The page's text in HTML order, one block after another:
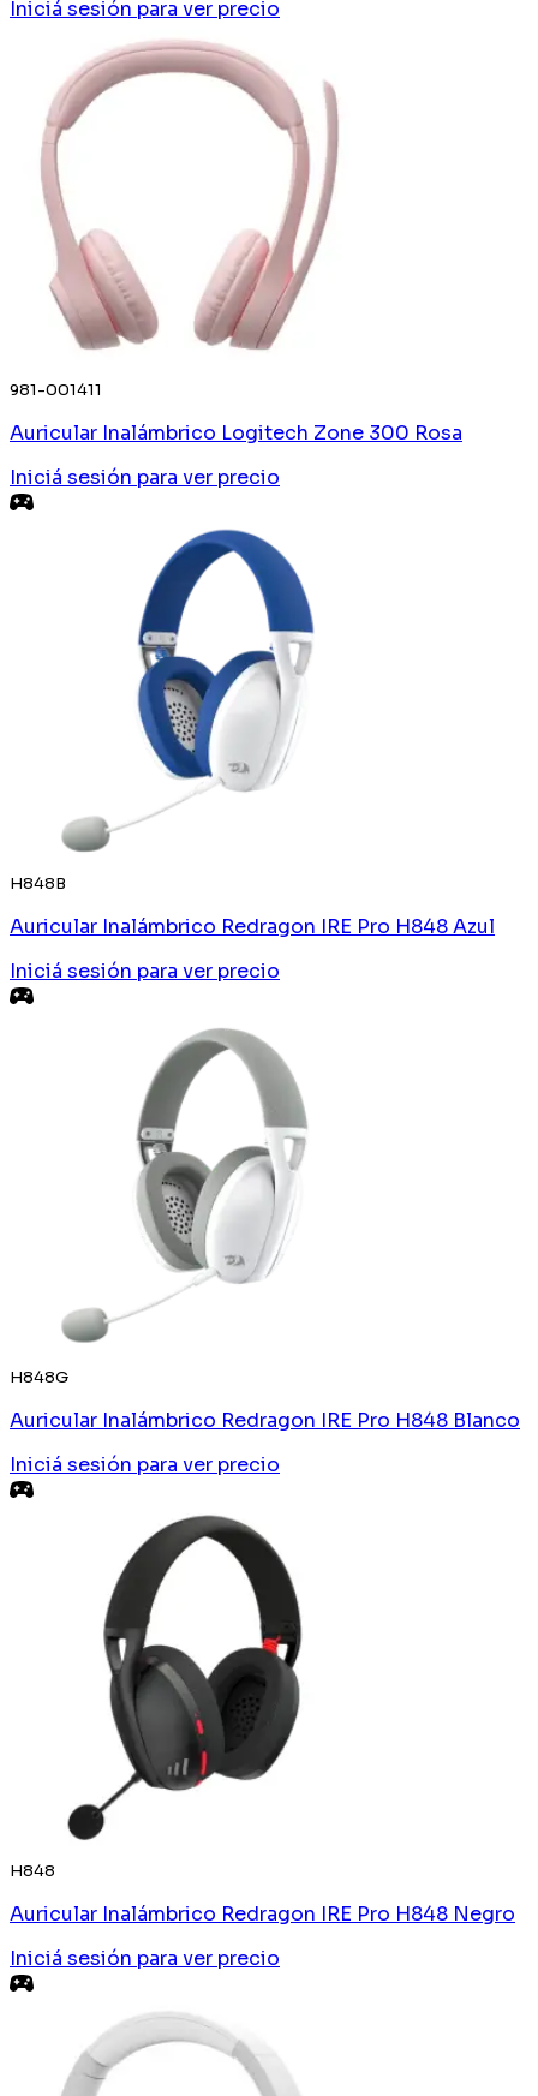
Iniciá sesión para ver precio
981-001411
Auricular Inalámbrico Logitech Zone 300 Rosa
Iniciá sesión para ver precio
H848B
Auricular Inalámbrico Redragon IRE Pro H848 Azul
Iniciá sesión para ver precio
H848G
Auricular Inalámbrico Redragon IRE Pro H848 Blanco
Iniciá sesión para ver precio
H848
Auricular Inalámbrico Redragon IRE Pro H848 Negro
Iniciá sesión para ver precio